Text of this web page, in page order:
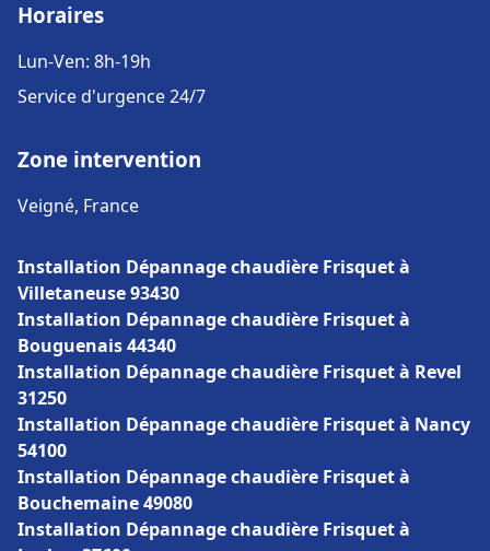
Horaires
Lun-Ven: 8h-19h
Service d'urgence 24/7
Zone intervention
Veigné, France
Installation Dépannage chaudière Frisquet à
Villetaneuse 93430
Installation Dépannage chaudière Frisquet à
Bouguenais 44340
Installation Dépannage chaudière Frisquet à Revel
31250
Installation Dépannage chaudière Frisquet à Nancy
54100
Installation Dépannage chaudière Frisquet à
Bouchemaine 49080
Installation Dépannage chaudière Frisquet à